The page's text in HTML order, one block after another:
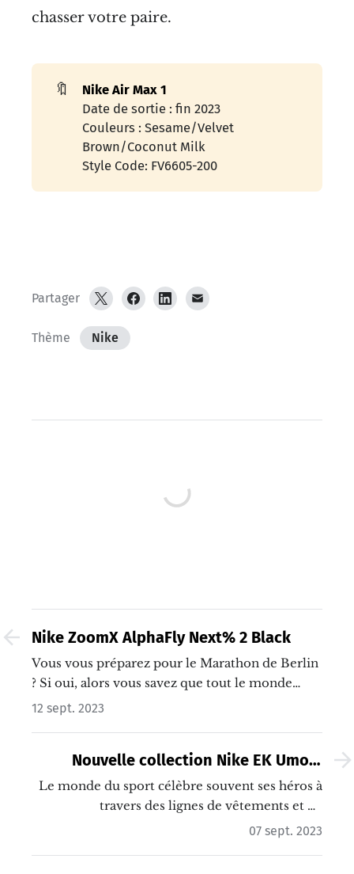
chasser votre paire.
🔖
Nike Air Max 1
Date de sortie : fin 2023
Couleurs : Sesame/Velvet
Brown/Coconut Milk
Style Code: FV6605-200
Partager
Thème Nike
Nike ZoomX AlphaFly Next% 2 Black
Vous vous préparez pour le Marathon de Berlin
? Si oui, alors vous savez que tout le monde
parle que d'une chose (enfin d'une personne) :
12 sept. 2023
Nouvelle collection Nike EK Umoja
célébrant le Champion Eliud Kipchoge
Le monde du sport célèbre souvent ses héros à
travers des lignes de vêtements et de
chaussures, mais quand il s'agit d'Eliud
07 sept. 2023